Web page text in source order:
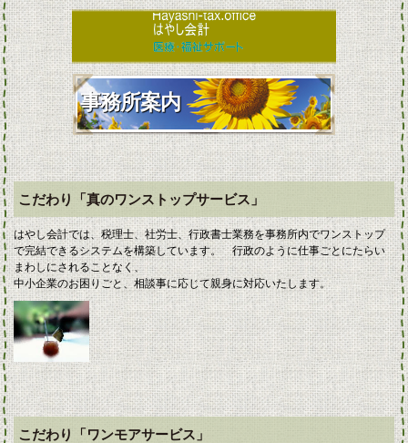
事務所案内
こだわり「真のワンストップサービス」
はやし会計では、税理士、社労士、行政書士業務を事務所内でワンストップ
で完結できるシステムを構築しています。 行政のように仕事ごとにたらい
まわしにされることなく、
中小企業のお困りごと、相談事に応じて親身に対応いたします。
こだわり「ワンモアサービス」